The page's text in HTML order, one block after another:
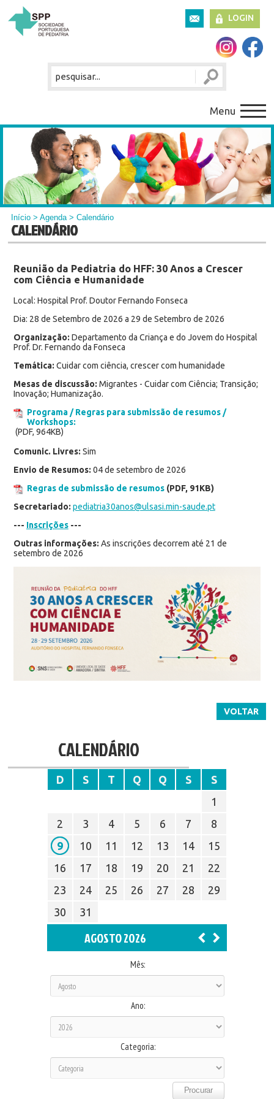
LOGIN
Menu
Início >Agenda> Calendário
CALENDÁRIO
Reunião da Pediatria do HFF: 30 Anos a Crescer
com Ciência e Humanidade
Local: Hospital Prof. Doutor Fernando Fonseca
Dia: 28 de Setembro de 2026 a 29 de Setembro de 2026
Organização: Departamento da Criança e do Jovem do Hospital
Prof. Dr. Fernando da Fonseca
Temática: Cuidar com ciência, crescer com humanidade
Mesas de discussão: Migrantes - Cuidar com Ciência; Transição;
Inovação; Humanização.
Programa / Regras para submissão de resumos /
Workshops:
(PDF, 964KB)
Comunic. Livres: Sim
Envio de Resumos: 04 de setembro de 2026
Regras de submissão de resumos(PDF, 91KB)
Secretariado: pediatria30anos@ulsasi.min-saude.pt
--- Inscrições---
Outras informações: As inscrições decorrem até 21 de
setembro de 2026
VOLTAR
CALENDÁRIO
D S T Q Q S
S
1
2
3 4 5 6 7
8
9
10 11 12 13 14
15
16
17 18 19 20 21
22
23
24 25 26 27 28
29
30
31
AGOSTO 2026
Mês:
Ano:
Categoria: